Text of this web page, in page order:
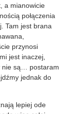
a mianowicie
połączenia
Tam jest brana
przynosi
jest inaczej,
nie są… postaram
jednak do
lepiej ode